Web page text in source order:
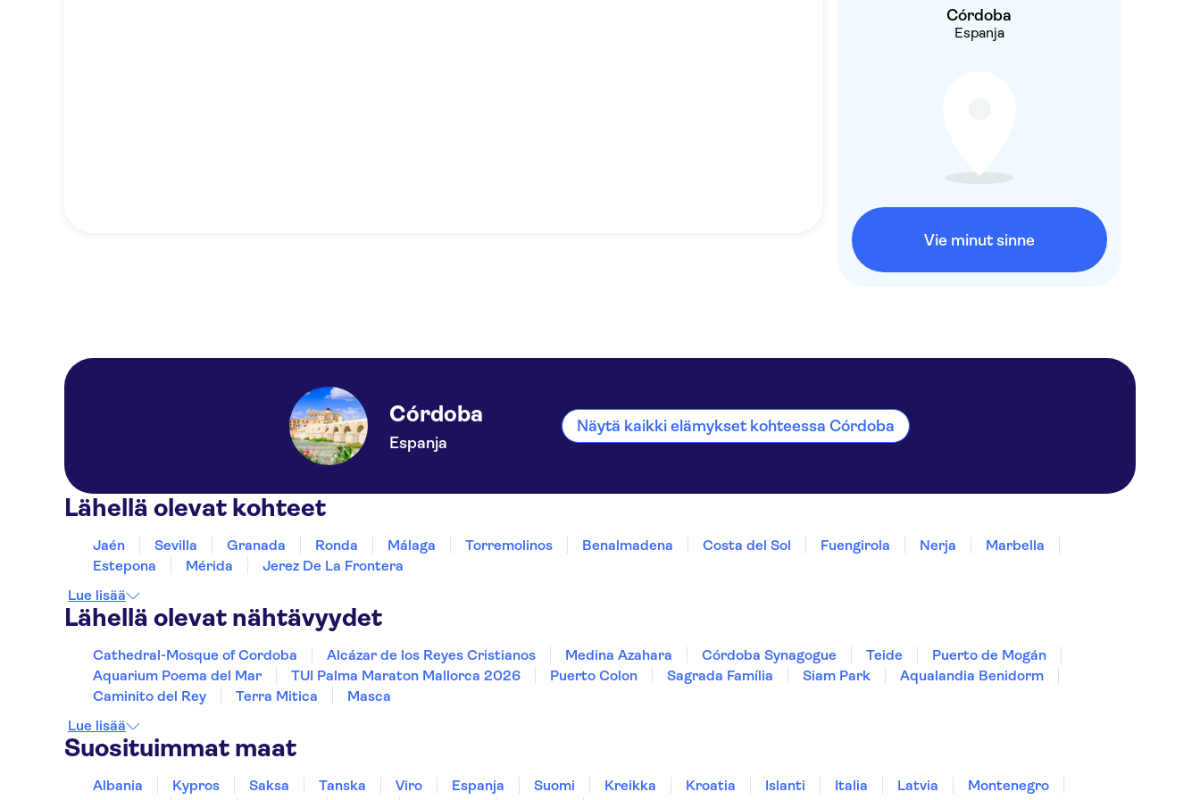
HOTEL MIRAMAR
HOTEL RIU COSTA DEL
MARITIMO
ALOHA PLAYA PARADA
ANTONIO GALVEZ
PARADA BUS
ROTONDA CANCELADA
PARADA BUS HOTEL
ALUASUN COSTA PARK/
LA COLINA PARADA BUS
Córdoba
Espanja
Vie minut sinne
Córdoba
Espanja
Näytä kaikki elämykset kohteessa Córdoba
Lähellä olevat kohteet
Jaén Sevilla Granada Ronda Málaga Torremolinos Benalmadena Costa del Sol Fuengirola Nerja
Marbella
Estepona
Mérida
Jerez De La Frontera
Lue lisää
Lähellä olevat nähtävyydet
Cathedral-Mosque of Cordoba Alcázar de los Reyes Cristianos Medina Azahara Córdoba Synagogue Teide
Puerto de Mogán
Aquarium Poema del Mar
TUI Palma Maraton Mallorca 2026 Puerto Colon Sagrada Família Siam Park
Aqualandia Benidorm
Caminito del Rey
Terra Mitica
Masca
Lue lisää
Suosituimmat maat
Albania Kypros Saksa Tanska Viro Espanja Suomi Kreikka Kroatia Islanti Italia Latvia
Montenegro